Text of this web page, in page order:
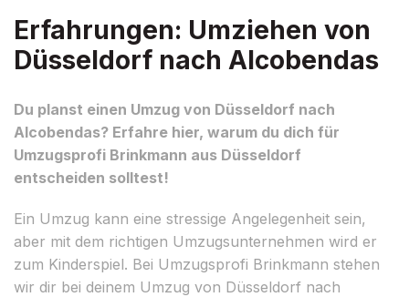
Erfahrungen: Umziehen von
Düsseldorf nach Alcobendas
Du planst einen Umzug von Düsseldorf nach
Alcobendas? Erfahre hier, warum du dich für
Umzugsprofi Brinkmann aus Düsseldorf
entscheiden solltest!
Ein Umzug kann eine stressige Angelegenheit sein,
aber mit dem richtigen Umzugsunternehmen wird er
zum Kinderspiel. Bei Umzugsprofi Brinkmann stehen
wir dir bei deinem Umzug von Düsseldorf nach